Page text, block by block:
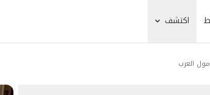
اكتشف